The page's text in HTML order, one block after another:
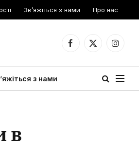
Зв’яжіться з нами Про нас
Facebook
X
з нами
в